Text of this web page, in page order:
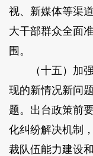
视、新媒体等渠
大干部群众全面
围。
（十五）加强
现的新情况新问
题。出台政策前
化纠纷解决机制
裁队伍能力建设